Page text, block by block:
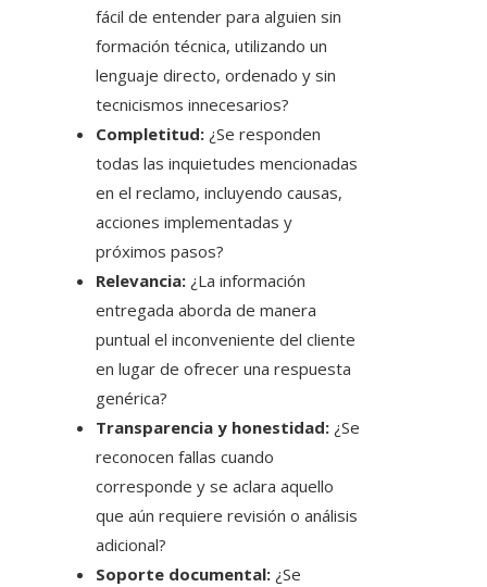
fácil de entender para alguien sin
formación técnica, utilizando un
lenguaje directo, ordenado y sin
tecnicismos innecesarios?
Completitud: ¿Se responden
todas las inquietudes mencionadas
en el reclamo, incluyendo causas,
acciones implementadas y
próximos pasos?
Relevancia: ¿La información
entregada aborda de manera
puntual el inconveniente del cliente
en lugar de ofrecer una respuesta
genérica?
Transparencia y honestidad: ¿Se
reconocen fallas cuando
corresponde y se aclara aquello
que aún requiere revisión o análisis
adicional?
Soporte documental: ¿Se